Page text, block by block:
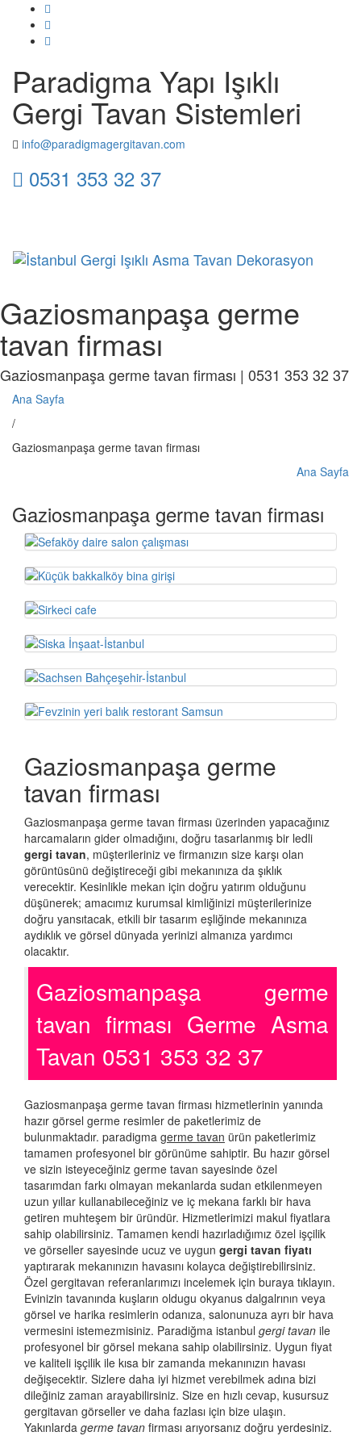
Paradigma Yapı Işıklı
Gergi Tavan Sistemleri
info@paradigmagergitavan.com
0531 353 32 37
Gaziosmanpaşa germe
tavan firması
Gaziosmanpaşa germe tavan firması | 0531 353 32 37
Ana Sayfa
/
Gaziosmanpaşa germe tavan firması
Ana Sayfa
Gaziosmanpaşa germe tavan firması
Gaziosmanpaşa germe
tavan firması
Gaziosmanpaşa germe tavan firması üzerinden yapacağınız
harcamaların gider olmadığını, doğru tasarlanmış bir ledli
gergi tavan, müşterileriniz ve firmanızın size karşı olan
görüntüsünü değiştireceği gibi mekanınıza da şıklık
verecektir. Kesinlikle mekan için doğru yatırım olduğunu
düşünerek; amacımız kurumsal kimliğinizi müşterilerinize
doğru yansıtacak, etkili bir tasarım eşliğinde mekanınıza
aydıklık ve görsel dünyada yerinizi almanıza yardımcı
olacaktır.
Gaziosmanpaşa germe
tavan firması Germe Asma
Tavan 0531 353 32 37
Gaziosmanpaşa germe tavan firması hizmetlerinin yanında
hazır görsel germe resimler de paketlerimiz de
bulunmaktadır. paradigma germe tavan ürün paketlerimiz
tamamen profesyonel bir görünüme sahiptir. Bu hazır görsel
ve sizin isteyeceğiniz germe tavan sayesinde özel
tasarımdan farkı olmayan mekanlarda sudan etkilenmeyen
uzun yıllar kullanabileceğiniz ve iç mekana farklı bir hava
getiren muhteşem bir üründür. Hizmetlerimizi makul fiyatlara
sahip olabilirsiniz. Tamamen kendi hazırladığımız özel işçilik
ve görseller sayesinde ucuz ve uygun gergi tavan fiyatı
yaptırarak mekanınızın havasını kolayca değiştirebilirsiniz.
Özel gergitavan referanlarımızı incelemek için buraya tıklayın.
Evinizin tavanında kuşların oldugu okyanus dalgalrının veya
görsel ve harika resimlerin odanıza, salonunuza ayrı bir hava
vermesini istemezmisiniz. Paradiğma istanbul gergi tavan ile
profesyonel bir görsel mekana sahip olabilirsiniz. Uygun fiyat
ve kaliteli işçilik ile kısa bir zamanda mekanınızın havası
değişecektir. Sizlere daha iyi hizmet verebilmek adına bizi
dileğiniz zaman arayabilirsiniz. Size en hızlı cevap, kusursuz
gergitavan görseller ve daha fazlası için bize ulaşın.
Yakınlarda germe tavan firması arıyorsanız doğru yerdesiniz.